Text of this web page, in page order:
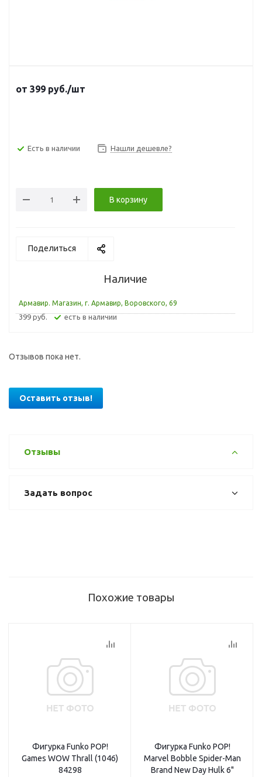
от 399 руб./шт
Есть в наличии Нашли дешевле?
В корзину
Поделиться
Наличие
Армавир. Магазин, г. Армавир, Воровского, 69
399 руб. Есть в наличии
Отзывов пока нет.
Оставить отзыв!
Отзывы
Задать вопрос
Похожие товары
Фигурка Funko POP!
Games WOW Thrall (1046)
84298
Фигурка Funko POP!
Marvel Bobble Spider-Man
Brand New Day Hulk 6"